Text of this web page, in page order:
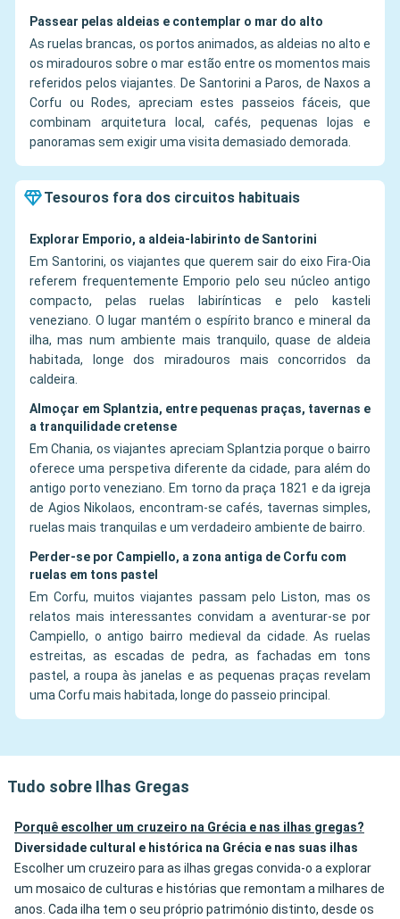
Passear pelas aldeias e contemplar o mar do alto
As ruelas brancas, os portos animados, as aldeias no alto e
os miradouros sobre o mar estão entre os momentos mais
referidos pelos viajantes. De Santorini a Paros, de Naxos a
Corfu ou Rodes, apreciam estes passeios fáceis, que
combinam arquitetura local, cafés, pequenas lojas e
panoramas sem exigir uma visita demasiado demorada.
Tesouros fora dos circuitos habituais
Explorar Emporio, a aldeia-labirinto de Santorini
Em Santorini, os viajantes que querem sair do eixo Fira-Oia
referem frequentemente Emporio pelo seu núcleo antigo
compacto, pelas ruelas labirínticas e pelo kasteli
veneziano. O lugar mantém o espírito branco e mineral da
ilha, mas num ambiente mais tranquilo, quase de aldeia
habitada, longe dos miradouros mais concorridos da
caldeira.
Almoçar em Splantzia, entre pequenas praças, tavernas e
a tranquilidade cretense
Em Chania, os viajantes apreciam Splantzia porque o bairro
oferece uma perspetiva diferente da cidade, para além do
antigo porto veneziano. Em torno da praça 1821 e da igreja
de Agios Nikolaos, encontram-se cafés, tavernas simples,
ruelas mais tranquilas e um verdadeiro ambiente de bairro.
Perder-se por Campiello, a zona antiga de Corfu com
ruelas em tons pastel
Em Corfu, muitos viajantes passam pelo Liston, mas os
relatos mais interessantes convidam a aventurar-se por
Campiello, o antigo bairro medieval da cidade. As ruelas
estreitas, as escadas de pedra, as fachadas em tons
pastel, a roupa às janelas e as pequenas praças revelam
uma Corfu mais habitada, longe do passeio principal.
Tudo sobre Ilhas Gregas
Porquê escolher um cruzeiro na Grécia e nas ilhas gregas?
Diversidade cultural e histórica na Grécia e nas suas ilhas
Escolher um cruzeiro para as ilhas gregas convida-o a explorar
um mosaico de culturas e histórias que remontam a milhares de
anos. Cada ilha tem o seu próprio património distinto, desde os